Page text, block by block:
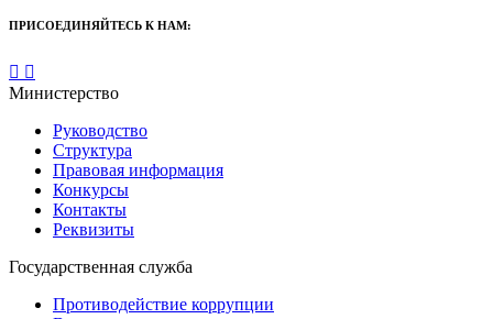
ПРИСОЕДИНЯЙТЕСЬ К НАМ:
Министерство
Руководство
Структура
Правовая информация
Конкурсы
Контакты
Реквизиты
Государственная служба
Противодействие коррупции